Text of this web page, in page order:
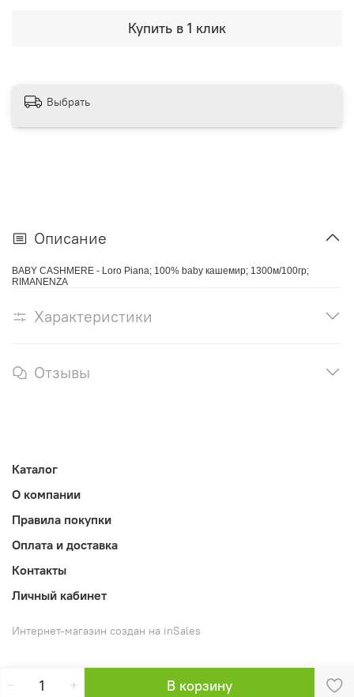
В корзину
Купить в 1 клик
Выбрать
Описание
BABY CASHMERE - Loro Piana; 100% baby кашемир; 1300м/100гр;
RIMANENZA
Характеристики
Отзывы
Каталог
О компании
Правила покупки
Оплата и доставка
Контакты
Личный кабинет
Интернет-магазин создан на inSales